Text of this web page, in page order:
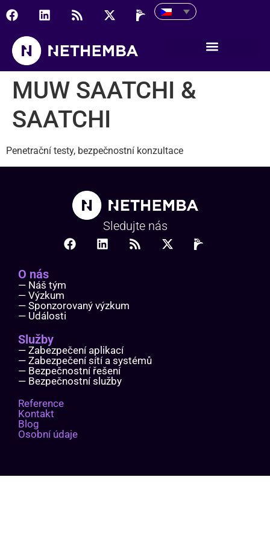
MUW SAATCHI &
MUW SAATCHI &
SAATCHI
Penetrační testy, bezpečnostní konzultace
Sledujte nás
O nás
— Náš tým
— Výzkum
— Sponzorovaný výzkum
— Události
Služby
— Zabezpečení aplikací
— Zabezpečení sítí a systémů
— Bezpečnostní řešení
— Bezpečnostní služby
Reference
Kontakt
Blog
Osobní údaje